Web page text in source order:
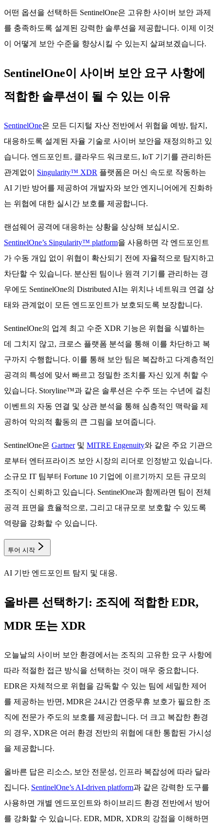
어떤 옵션을 선택하든 SentinelOne은 고유한 사이버 보안 과제
를 충족하도록 설계된 강력한 솔루션을 제공합니다. 이제 이것
이 어떻게 보안 수준을 향상시킬 수 있는지 살펴보겠습니다.
SentinelOne이 사이버 보안 요구 사항에
적합한 솔루션이 될 수 있는 이유
SentinelOne은 모든 디지털 자산 전반에서 위협을 예방, 탐지,
대응하도록 설계된 자율 기술로 사이버 보안을 재정의하고 있
습니다. 엔드포인트, 클라우드 워크로드, IoT 기기를 관리하든
관계없이 Singularity™ XDR 플랫폼은 머신 속도로 작동하는
AI 기반 방어를 제공하여 개발자와 보안 엔지니어에게 진화하
는 위협에 대한 실시간 보호를 제공합니다.
랜섬웨어 공격에 대응하는 상황을 상상해 보십시오.
SentinelOne’s Singularity™ platform을 사용하면 각 엔드포인트
가 수동 개입 없이 위협이 확산되기 전에 자율적으로 탐지하고
차단할 수 있습니다. 분산된 팀이나 원격 기기를 관리하는 경
우에도 SentinelOne의 Distributed AI는 위치나 네트워크 연결 상
태와 관계없이 모든 엔드포인트가 보호되도록 보장합니다.
SentinelOne의 업계 최고 수준 XDR 기능은 위협을 식별하는
데 그치지 않고, 크로스 플랫폼 분석을 통해 이를 차단하고 복
구까지 수행합니다. 이를 통해 보안 팀은 복잡하고 다계층적인
공격의 특성에 맞서 빠르고 정밀한 조치를 자신 있게 취할 수
있습니다. Storyline™과 같은 솔루션은 수주 또는 수년에 걸친
이벤트의 자동 연결 및 상관 분석을 통해 심층적인 맥락을 제
공하여 악의적 활동의 큰 그림을 보여줍니다.
SentinelOne은 Gartner및 MITRE Engenuity와 같은 주요 기관으
로부터 엔터프라이즈 보안 시장의 리더로 인정받고 있습니다.
소규모 IT 팀부터 Fortune 10 기업에 이르기까지 모든 규모의
조직이 신뢰하고 있습니다. SentinelOne과 함께라면 팀이 전체
공격 표면을 효율적으로, 그리고 대규모로 보호할 수 있도록
역량을 강화할 수 있습니다.
투어 시작
AI 기반 엔드포인트 탐지 및 대응.
올바른 선택하기: 조직에 적합한 EDR,
MDR 또는 XDR
오늘날의 사이버 보안 환경에서는 조직의 고유한 요구 사항에
따라 적절한 접근 방식을 선택하는 것이 매우 중요합니다.
EDR은 자체적으로 위협을 감독할 수 있는 팀에 세밀한 제어
를 제공하는 반면, MDR은 24시간 연중무휴 보호가 필요한 조
직에 전문가 주도의 보호를 제공합니다. 더 크고 복잡한 환경
의 경우, XDR은 여러 환경 전반의 위협에 대한 통합된 가시성
을 제공합니다.
올바른 답은 리소스, 보안 전문성, 인프라 복잡성에 따라 달라
집니다. SentinelOne’s AI-driven platform과 같은 강력한 도구를
사용하면 개별 엔드포인트와 하이브리드 환경 전반에서 방어
를 강화할 수 있습니다. EDR, MDR, XDR의 강점을 이해하면